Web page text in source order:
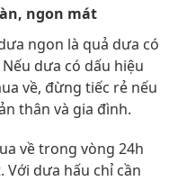
ngon mát
ngon là quả dưa có
dưa có dấu hiệu
về, đừng tiếc rẻ nếu
thân và gia đình.
về trong vòng 24h
dưa hấu chỉ cần